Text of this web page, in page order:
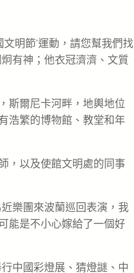
明節’運動，請您幫我們找
有神；他衣冠濟濟、文質
斯爾尼卡河畔，地輿地位
浩繁的博物館、教堂和年
，以及使館文明處的同事
樂團來波蘭巡回表演，我
能是不小心嫁給了一個好
中國彩燈展、猜燈謎、中